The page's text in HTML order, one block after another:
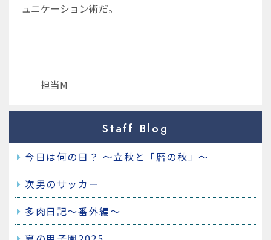
ュニケーション術だ。
担当M
Staff Blog
今日は何の日？ ～立秋と「暦の秋」～
次男のサッカー
多肉日記～番外編～